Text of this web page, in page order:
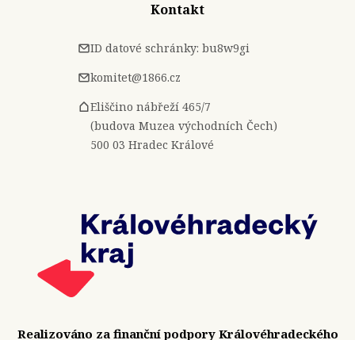
Kontakt
ID datové schránky: bu8w9gi
komitet@1866.cz
Eliščino nábřeží 465/7
(budova Muzea východních Čech)
500 03 Hradec Králové
Realizováno za finanční podpory Královéhradeckého